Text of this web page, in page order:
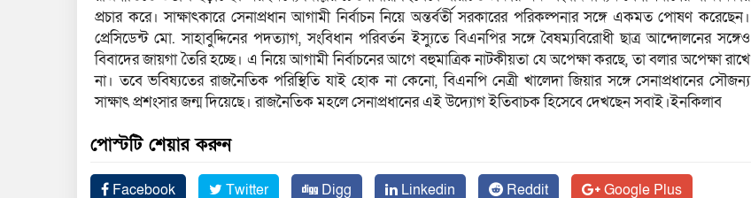
প্রচার করে। সাক্ষাৎকারে সেনাপ্রধান আগামী নির্বাচন নিয়ে অন্তর্বর্তী সরকারের পরিকল্পনার সঙ্গে একমত পোষণ করেছেন।
প্রেসিডেন্ট মো. সাহাবুদ্দিনের পদত্যাগ, সংবিধান পরিবর্তন ইস্যুতে বিএনপির সঙ্গে বৈষম্যবিরোধী ছাত্র আন্দোলনের সঙ্গেও
বিবাদের জায়গা তৈরি হচ্ছে। এ নিয়ে আগামী নির্বাচনের আগে বহুমাত্রিক নাটকীয়তা যে অপেক্ষা করছে, তা বলার অপেক্ষা রাখে
না। তবে ভবিষ্যতের রাজনৈতিক পরিস্থিতি যাই হোক না কেনো, বিএনপি নেত্রী খালেদা জিয়ার সঙ্গে সেনাপ্রধানের সৌজন্য
সাক্ষাৎ প্রশংসার জন্ম দিয়েছে। রাজনৈতিক মহলে সেনাপ্রধানের এই উদ্যোগ ইতিবাচক হিসেবে দেখছেন সবাই।ইনকিলাব
পোস্টটি শেয়ার করুন
Facebook Twitter Digg Linkedin Reddit
Google Plus